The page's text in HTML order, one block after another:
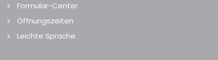
Formular-Center
Öffnungszeiten
Leichte Sprache